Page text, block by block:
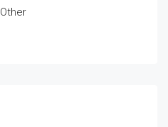
Other